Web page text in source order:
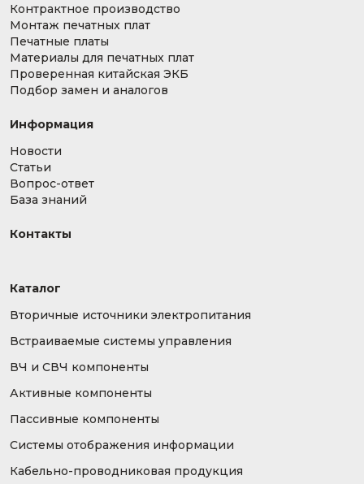
Контрактное производство
Монтаж печатных плат
Печатные платы
Материалы для печатных плат
Проверенная китайская ЭКБ
Подбор замен и аналогов
Информация
Новости
Статьи
Вопрос-ответ
База знаний
Контакты
Каталог
Вторичные источники электропитания
Встраиваемые системы управления
ВЧ и СВЧ компоненты
Активные компоненты
Пассивные компоненты
Системы отображения информации
Кабельно-проводниковая продукция